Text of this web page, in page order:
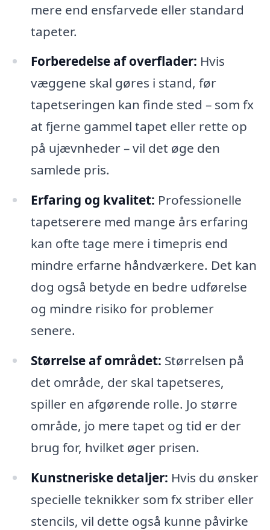
mere end ensfarvede eller standard
tapeter.
Forberedelse af overflader: Hvis
væggene skal gøres i stand, før
tapetseringen kan finde sted – som fx
at fjerne gammel tapet eller rette op
på ujævnheder – vil det øge den
samlede pris.
Erfaring og kvalitet: Professionelle
tapetserere med mange års erfaring
kan ofte tage mere i timepris end
mindre erfarne håndværkere. Det kan
dog også betyde en bedre udførelse
og mindre risiko for problemer
senere.
Størrelse af området: Størrelsen på
det område, der skal tapetseres,
spiller en afgørende rolle. Jo større
område, jo mere tapet og tid er der
brug for, hvilket øger prisen.
Kunstneriske detaljer: Hvis du ønsker
specielle teknikker som fx striber eller
stencils, vil dette også kunne påvirke